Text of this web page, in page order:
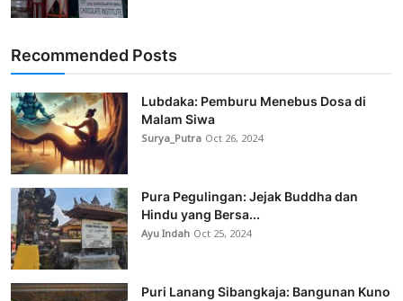
Recommended Posts
Lubdaka: Pemburu Menebus Dosa di
Malam Siwa
Surya_Putra Oct 26, 2024
Pura Pegulingan: Jejak Buddha dan
Hindu yang Bersa...
Ayu Indah Oct 25, 2024
Puri Lanang Sibangkaja: Bangunan Kuno